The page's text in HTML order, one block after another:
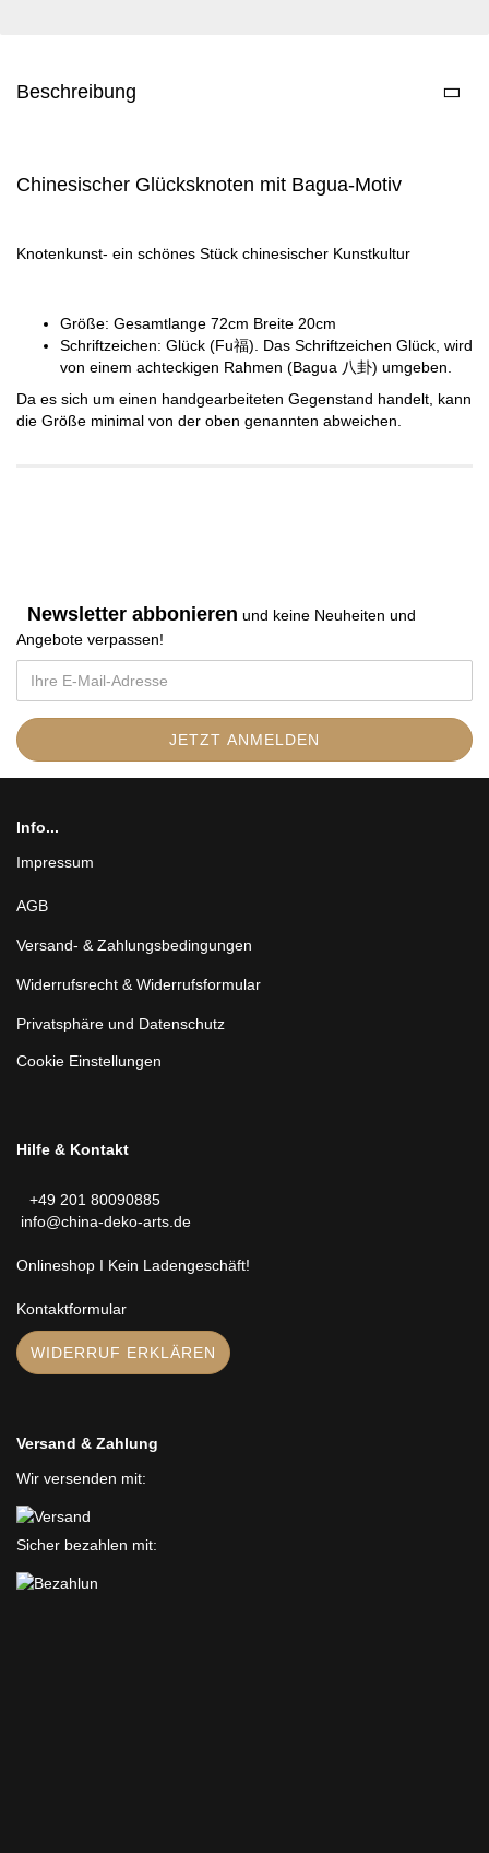
Beschreibung
Chinesischer Glücksknoten mit Bagua-Motiv
Knotenkunst- ein schönes Stück chinesischer Kunstkultur
Größe: Gesamtlange 72cm Breite 20cm
Schriftzeichen: Glück (Fu福). Das Schriftzeichen Glück, wird
von einem achteckigen Rahmen (Bagua 八卦) umgeben.
Da es sich um einen handgearbeiteten Gegenstand handelt, kann
die Größe minimal von der oben genannten abweichen.
Newsletter abbonieren und keine Neuheiten und
Angebote verpassen!
Info...
Impressum
AGB
Versand- & Zahlungsbedingungen
Widerrufsrecht & Widerrufsformular
Privatsphäre und Datenschutz
Cookie Einstellungen
Hilfe & Kontakt
+49 201 80090885
info@china-deko-arts.de
Onlineshop I Kein Ladengeschäft!
Kontaktformular
WIDERRUF ERKLÄREN
Versand & Zahlung
Wir versenden mit:
Sicher bezahlen mit: